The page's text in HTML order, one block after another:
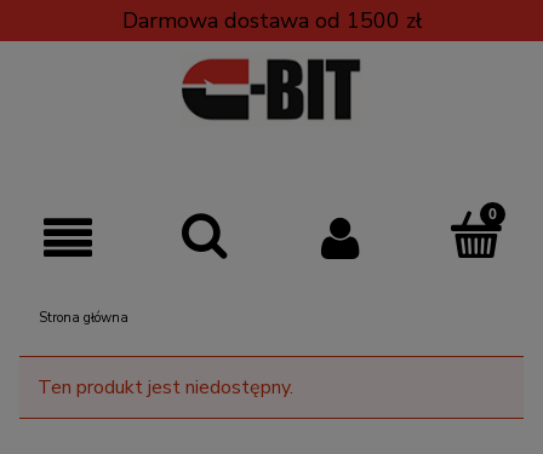
Darmowa dostawa od 1500 zł
Strona główna
Ten produkt jest niedostępny.